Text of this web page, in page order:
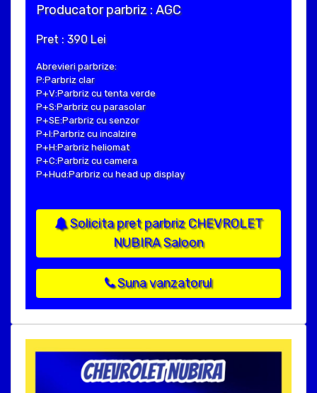
Producator parbriz : AGC
Pret : 390 Lei
Abrevieri parbrize:
P:Parbriz clar
P+V:Parbriz cu tenta verde
P+S:Parbriz cu parasolar
P+SE:Parbriz cu senzor
P+I:Parbriz cu incalzire
P+H:Parbriz heliomat
P+C:Parbriz cu camera
P+Hud:Parbriz cu head up display
Solicita pret parbriz CHEVROLET
NUBIRA Saloon
Suna vanzatorul